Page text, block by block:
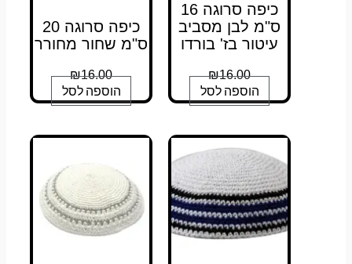
כיפה סרוגה 16
ס"מ לבן מסביב
עיטור בז' בורדו
₪16.00
הוספה לסל
כיפה סרוגה 20
ס"מ שחור מחורר
₪16.00
הוספה לסל